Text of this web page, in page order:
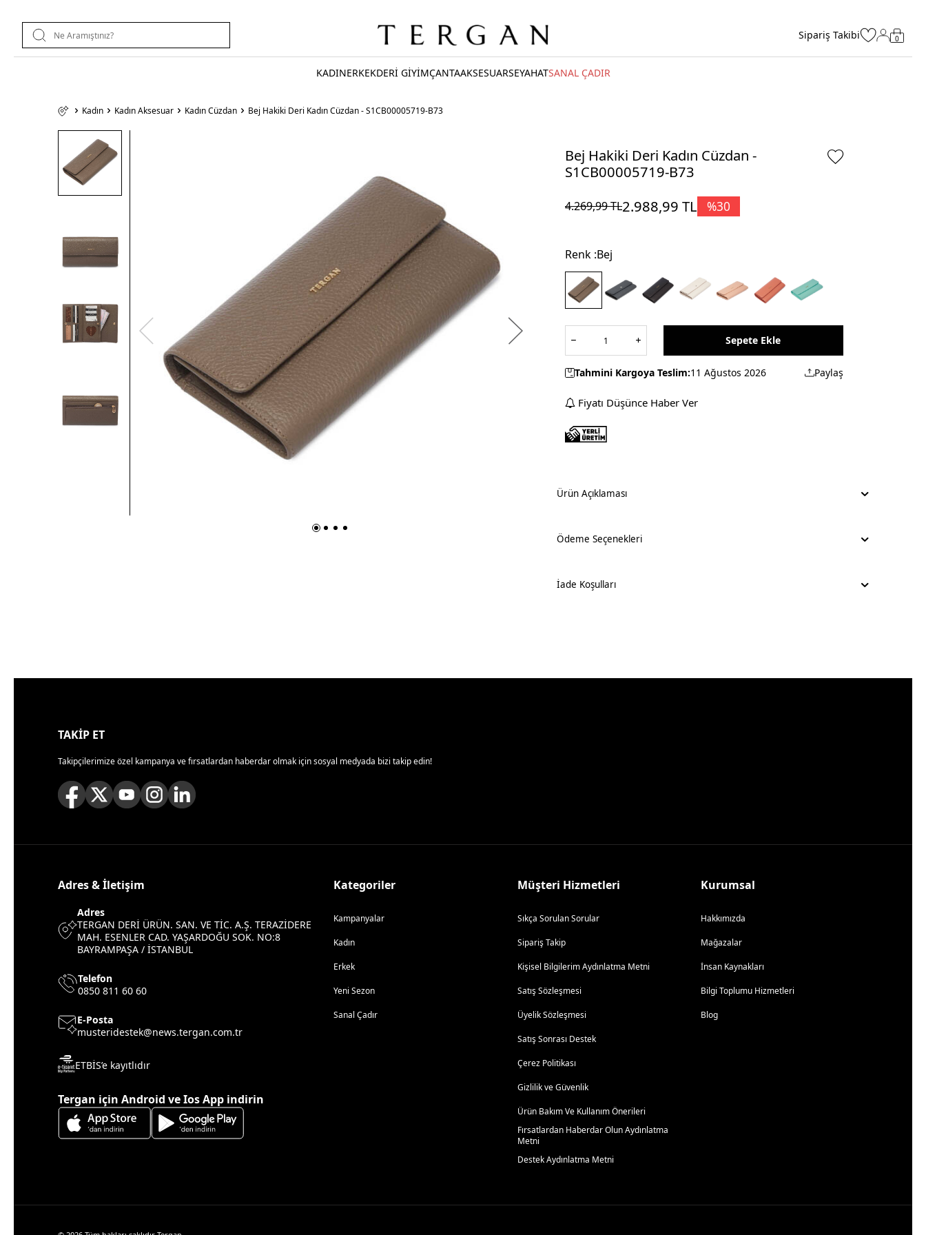
Sipariş Takibi 0
KADINERKEKDERİ GİYİMÇANTAAKSESUARSEYAHATSANAL ÇADIR
Kadın Kadın Aksesuar Kadın Cüzdan Bej Hakiki Deri Kadın Cüzdan - S1CB00005719-B73
Bej Hakiki Deri Kadın Cüzdan -
S1CB00005719-B73
4.269,99TL2.988,99 TL %30
Renk :Bej
Sepete Ekle
Tahmini Kargoya Teslim:11 Ağustos 2026 Paylaş
Fiyatı Düşünce Haber Ver
Ürün Açıklaması
Ödeme Seçenekleri
İade Koşulları
TAKİP ET
Takipçilerimize özel kampanya ve fırsatlardan haberdar olmak için sosyal medyada bizi takip edin!
Adres & İletişim
Adres
TERGAN DERİ ÜRÜN. SAN. VE TİC. A.Ş. TERAZİDERE
MAH. ESENLER CAD. YAŞARDOĞU SOK. NO:8
BAYRAMPAŞA / İSTANBUL
Telefon
0850 811 60 60
E-Posta
musteridestek@news.tergan.com.tr
ETBİS’e kayıtlıdır
Tergan için Android ve Ios App indirin
Kategoriler
Kampanyalar
Kadın
Erkek
Yeni Sezon
Sanal Çadır
Müşteri Hizmetleri
Sıkça Sorulan Sorular
Sipariş Takip
Kişisel Bilgilerim Aydınlatma Metni
Satış Sözleşmesi
Üyelik Sözleşmesi
Satış Sonrası Destek
Çerez Politikası
Gizlilik ve Güvenlik
Ürün Bakım Ve Kullanım Önerileri
Fırsatlardan Haberdar Olun Aydınlatma
Metni
Destek Aydınlatma Metni
Kurumsal
Hakkımızda
Mağazalar
İnsan Kaynakları
Bilgi Toplumu Hizmetleri
Blog